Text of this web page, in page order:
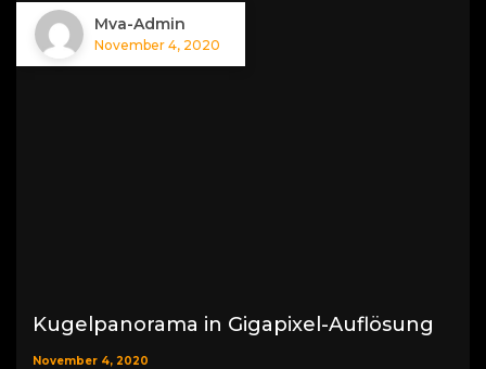
Mva-Admin
November 4, 2020
Kugelpanorama in Gigapixel-Auflösung
November 4, 2020